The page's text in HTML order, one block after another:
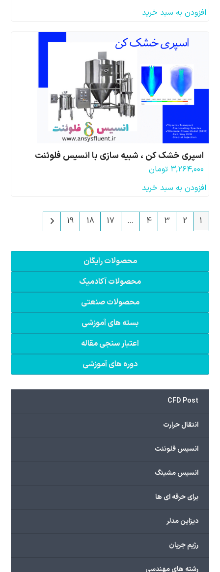
افزودن به سبد خرید
اسپری خشک کن ، شبیه سازی با انسیس فلوئنت
۳,۲۶۴,۰۰۰ تومان
افزودن به سبد خرید
1
2
3
4
…
17
18
19
محصولات رایگان
محصولات آکادمیک
محصولات صنعتی
بسته های آموزشی
اعتبار سنجی مقاله
دوره های آموزشی
CFD Post
انتقال حرارت
انسیس فلوئنت
انسیس مشینگ
برای حرفه ای ها
دیزاین مدلر
رژیم جریان
رشته های مهندسی